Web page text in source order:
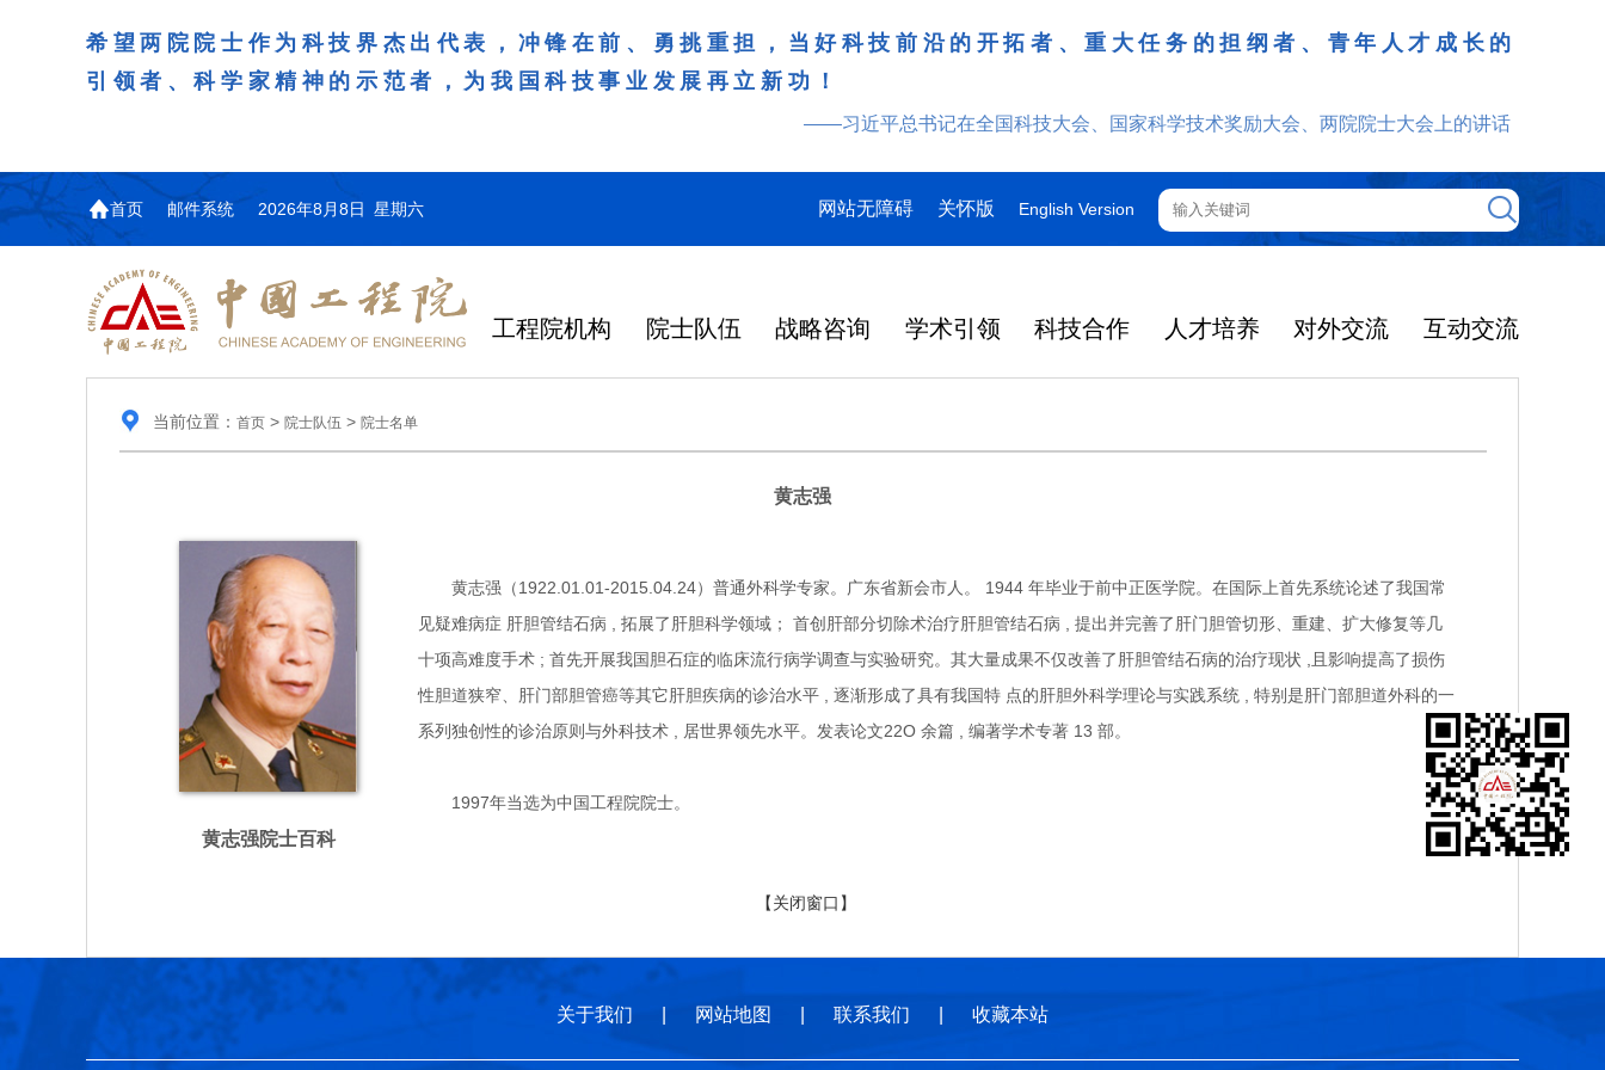
希望两院院士作为科技界杰出代表，冲锋在前、勇挑重担，当好科技前沿的开拓者、重大任务的担纲者、青年人才成长的
引领者、科学家精神的示范者，为我国科技事业发展再立新功！
——习近平总书记在全国科技大会、国家科学技术奖励大会、两院院士大会上的讲话
首页 邮件系统 2026年8月8日 星期六 网站无障碍 关怀版 English Version
工程院机构 院士队伍 战略咨询 学术引领 科技合作 人才培养 对外交流 互动交流
当前位置： 首页> 院士队伍 > 院士名单
黄志强
黄志强院士百科
黄志强（1922.01.01-2015.04.24）普通外科学专家。广东省新会市人。 1944 年毕业于前中正医学院。在国际上首先系统论述了我国常
见疑难病症 肝胆管结石病 , 拓展了肝胆科学领域； 首创肝部分切除术治疗肝胆管结石病 , 提出并完善了肝门胆管切形、重建、扩大修复等几
十项高难度手术 ; 首先开展我国胆石症的临床流行病学调查与实验研究。其大量成果不仅改善了肝胆管结石病的治疗现状 ,且影响提高了损伤
性胆道狭窄、肝门部胆管癌等其它肝胆疾病的诊治水平 , 逐渐形成了具有我国特 点的肝胆外科学理论与实践系统 , 特别是肝门部胆道外科的一
系列独创性的诊治原则与外科技术 , 居世界领先水平。发表论文22O 余篇 , 编著学术专著 13 部。
1997年当选为中国工程院院士。
【关闭窗口】
关于我们 网站地图 联系我们 收藏本站